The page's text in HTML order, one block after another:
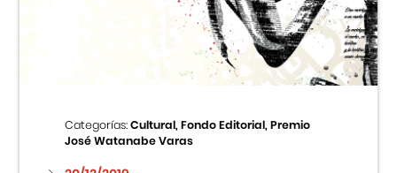
Centro Cultural Peruano Japonés
Museo de la Inmigración Japonesa
Categorías:Cultural, Fondo Editorial, Premio
José Watanabe Varas